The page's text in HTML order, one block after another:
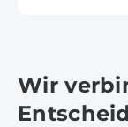
Wir